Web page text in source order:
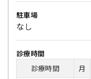
駐車場
なし
診療時間
診療時間
月